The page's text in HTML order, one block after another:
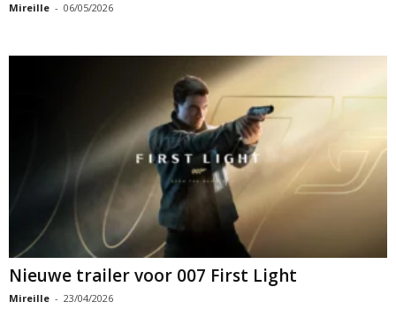
Mireille - 06/05/2026
Nieuwe trailer voor 007 First Light
Mireille - 23/04/2026